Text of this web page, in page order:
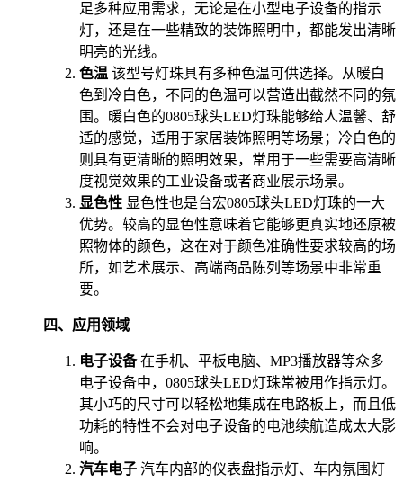
足多种应用需求，无论是在小型电子设备的指示
灯，还是在一些精致的装饰照明中，都能发出清晰
明亮的光线。
色温 该型号灯珠具有多种色温可供选择。从暖白
色到冷白色，不同的色温可以营造出截然不同的氛
围。暖白色的0805球头LED灯珠能够给人温馨、舒
适的感觉，适用于家居装饰照明等场景；冷白色的
则具有更清晰的照明效果，常用于一些需要高清晰
度视觉效果的工业设备或者商业展示场景。
显色性 显色性也是台宏0805球头LED灯珠的一大
优势。较高的显色性意味着它能够更真实地还原被
照物体的颜色，这在对于颜色准确性要求较高的场
所，如艺术展示、高端商品陈列等场景中非常重
要。
四、应用领域
电子设备在手机、平板电脑、MP3播放器等众多
电子设备中，0805球头LED灯珠常被用作指示灯。
其小巧的尺寸可以轻松地集成在电路板上，而且低
功耗的特性不会对电子设备的电池续航造成太大影
响。
汽车电子 汽车内部的仪表盘指示灯、车内氛围灯